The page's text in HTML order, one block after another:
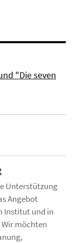
"Die seven
Unterstützung
Angebot
Institut und in
möchten